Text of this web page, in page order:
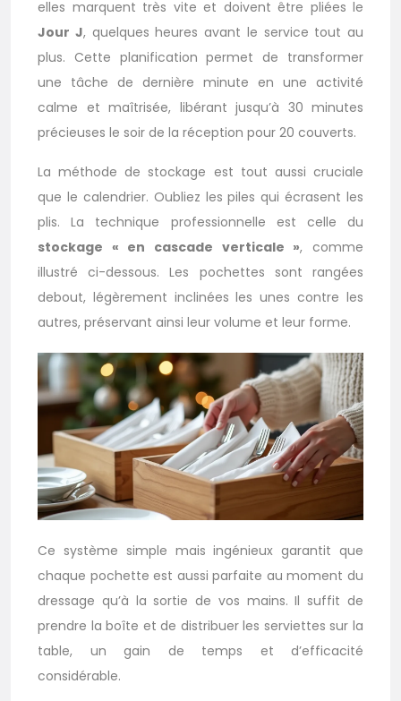
elles marquent très vite et doivent être pliées le
Jour J, quelques heures avant le service tout au
plus. Cette planification permet de transformer
une tâche de dernière minute en une activité
calme et maîtrisée, libérant jusqu’à 30 minutes
précieuses le soir de la réception pour 20 couverts.
La méthode de stockage est tout aussi cruciale
que le calendrier. Oubliez les piles qui écrasent les
plis. La technique professionnelle est celle du
stockage « en cascade verticale », comme
illustré ci-dessous. Les pochettes sont rangées
debout, légèrement inclinées les unes contre les
autres, préservant ainsi leur volume et leur forme.
Ce système simple mais ingénieux garantit que
chaque pochette est aussi parfaite au moment du
dressage qu’à la sortie de vos mains. Il suffit de
prendre la boîte et de distribuer les serviettes sur la
table, un gain de temps et d’efficacité
considérable.